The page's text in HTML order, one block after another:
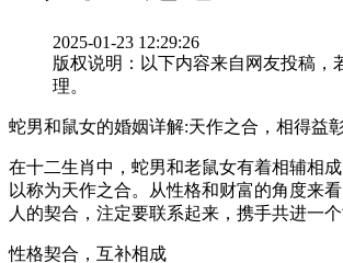
2025-01-23 12:29:26
版权说明：以下内容来自网友投稿，
理。
蛇男和鼠女的婚姻详解:天作之合，相得益
在十二生肖中，蛇男和老鼠女有着相辅相
以称为天作之合。从性格和财富的角度来
人的契合，注定要联系起来，携手共进一个
性格契合，互补相成